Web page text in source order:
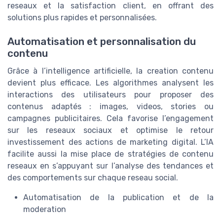
reseaux et la satisfaction client, en offrant des
solutions plus rapides et personnalisées.
Automatisation et personnalisation du
contenu
Grâce à l’intelligence artificielle, la creation contenu
devient plus efficace. Les algorithmes analysent les
interactions des utilisateurs pour proposer des
contenus adaptés : images, videos, stories ou
campagnes publicitaires. Cela favorise l’engagement
sur les reseaux sociaux et optimise le retour
investissement des actions de marketing digital. L’IA
facilite aussi la mise place de stratégies de contenu
reseaux en s’appuyant sur l’analyse des tendances et
des comportements sur chaque reseau social.
Automatisation de la publication et de la
moderation